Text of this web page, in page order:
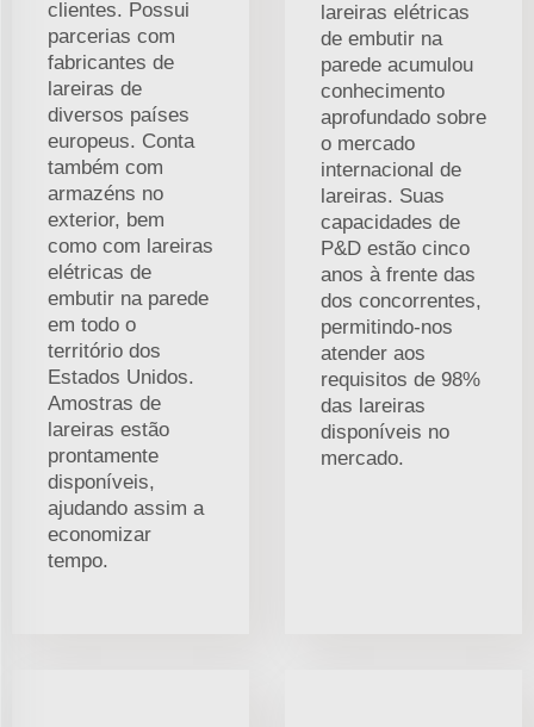
clientes. Possui
parcerias com
fabricantes de
lareiras de
diversos países
europeus. Conta
também com
armazéns no
exterior, bem
como com lareiras
elétricas de
embutir na parede
em todo o
território dos
Estados Unidos.
Amostras de
lareiras estão
prontamente
disponíveis,
ajudando assim a
economizar
tempo.
lareiras elétricas
de embutir na
parede acumulou
conhecimento
aprofundado sobre
o mercado
internacional de
lareiras. Suas
capacidades de
P&D estão cinco
anos à frente das
dos concorrentes,
permitindo-nos
atender aos
requisitos de 98%
das lareiras
disponíveis no
mercado.